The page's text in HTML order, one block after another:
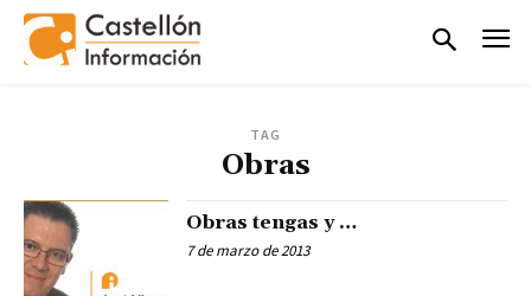
TAG
Obras
Obras tengas y …
7 de marzo de 2013